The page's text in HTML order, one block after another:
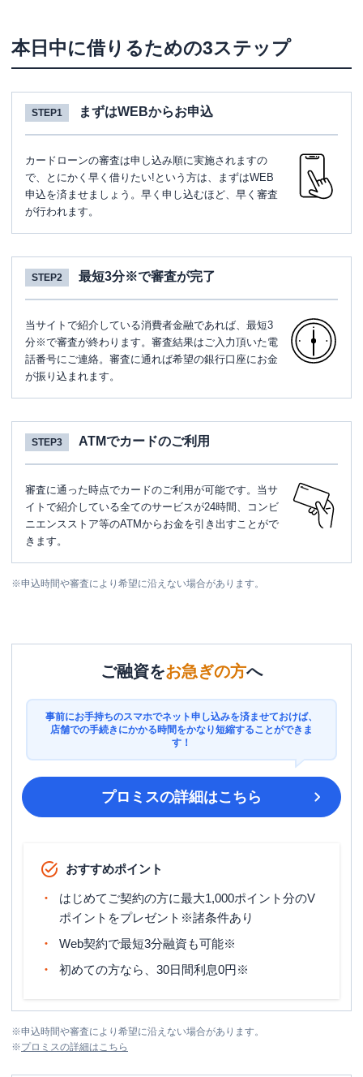
本日中に借りるための3ステップ
STEP1 まずはWEBからお申込
カードローンの審査は申し込み順に実施されますの
で、とにかく早く借りたい!という方は、まずはWEB
申込を済ませましょう。早く申し込むほど、早く審査
が行われます。
STEP2 最短3分※で審査が完了
当サイトで紹介している消費者金融であれば、最短3
分※で審査が終わります。審査結果はご入力頂いた電
話番号にご連絡。審査に通れば希望の銀行口座にお金
が振り込まれます。
STEP3 ATMでカードのご利用
審査に通った時点でカードのご利用が可能です。当サ
イトで紹介している全てのサービスが24時間、コンビ
ニエンスストア等のATMからお金を引き出すことがで
きます。
※申込時間や審査により希望に沿えない場合があります。
ご融資をお急ぎの方へ
事前にお手持ちのスマホでネット申し込みを済ませておけば、
店舗での手続きにかかる時間をかなり短縮することができま
す！
プロミスの詳細はこちら
おすすめポイント
はじめてご契約の方に最大1,000ポイント分のV
ポイントをプレゼント※諸条件あり
Web契約で最短3分融資も可能※
初めての方なら、30日間利息0円※
※申込時間や審査により希望に沿えない場合があります。
※プロミスの詳細はこちら